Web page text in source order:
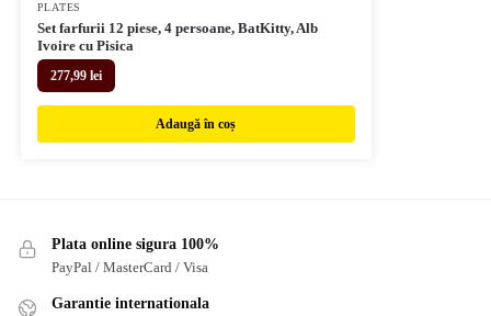
PLATES
Set farfurii 12 piese, 4 persoane, BatKitty, Alb
Ivoire cu Pisica
277,99 lei
Adaugă în coș
Plata online sigura 100%
PayPal / MasterCard / Visa
Garantie internationala